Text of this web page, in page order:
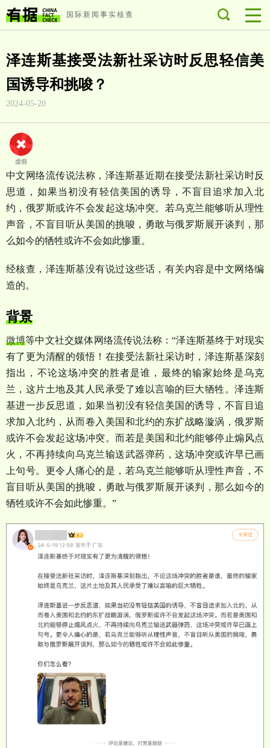
国际新闻事实核查
泽连斯基接受法新社采访时反思轻信美
国诱导和挑唆？
2024-05-20
中文网络流传说法称，泽连斯基近期在接受法新社采访时反
思道，如果当初没有轻信美国的诱导，不盲目追求加入北
约，俄罗斯或许不会发起这场冲突。若乌克兰能够听从理性
声音，不盲目听从美国的挑唆，勇敢与俄罗斯展开谈判，那
么如今的牺牲或许不会如此惨重。
经核查，泽连斯基没有说过这些话，有关内容是中文网络编
造的。
背景
微博等中文社交媒体网络流传说法称：“泽连斯基终于对现实
有了更为清醒的领悟！在接受法新社采访时，泽连斯基深刻
指出，不论这场冲突的胜者是谁，最终的输家始终是乌克
兰，这片土地及其人民承受了难以言喻的巨大牺牲。泽连斯
基进一步反思道，如果当初没有轻信美国的诱导，不盲目追
求加入北约，从而卷入美国和北约的东扩战略漩涡，俄罗斯
或许不会发起这场冲突。而若是美国和北约能够停止煽风点
火，不再持续向乌克兰输送武器弹药，这场冲突或许早已画
上句号。更令人痛心的是，若乌克兰能够听从理性声音，不
盲目听从美国的挑唆，勇敢与俄罗斯展开谈判，那么如今的
牺牲或许不会如此惨重。 ”